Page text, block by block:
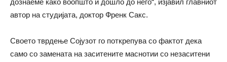
дознаеме како воопшто и дошло до него“, изјавил главниот
автор на студијата, доктор Френк Сакс.
Своето тврдење Сојузот го поткрепува со фактот дека
само со замената на заситените маснотии со незаситени